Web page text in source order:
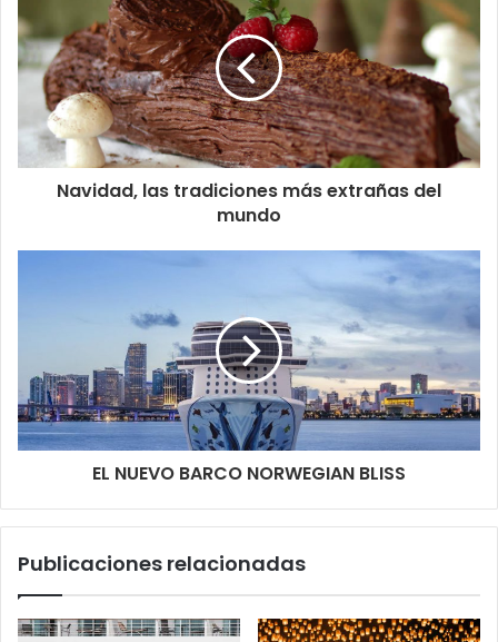
Navidad, las tradiciones más extrañas del
mundo
EL NUEVO BARCO NORWEGIAN BLISS
Publicaciones relacionadas